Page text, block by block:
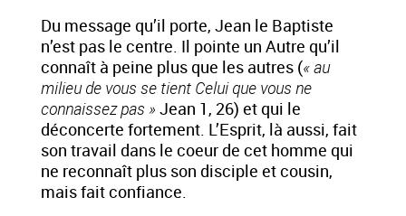
Du message qu’il porte, Jean le Baptiste
n’est pas le centre. Il pointe un Autre qu’il
connaît à peine plus que les autres (« au
milieu de vous se tient Celui que vous ne
connaissez pas » Jean 1, 26) et qui le
déconcerte fortement. L’Esprit, là aussi, fait
son travail dans le coeur de cet homme qui
ne reconnaît plus son disciple et cousin,
mais fait confiance.